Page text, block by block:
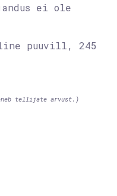
ei ole
puuvill, 245
tellijate arvust.)